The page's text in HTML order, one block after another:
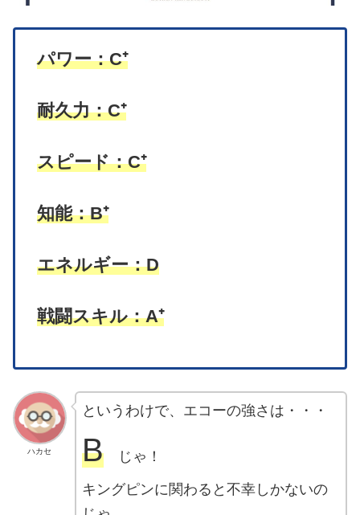
パワー：C⁺
耐久力：C⁺
スピード：C⁺
知能：B⁺
エネルギー：D
戦闘スキル：A⁺
ハカセ
というわけで、エコーの強さは・・・
Bじゃ！
キングピンに関わると不幸しかないの